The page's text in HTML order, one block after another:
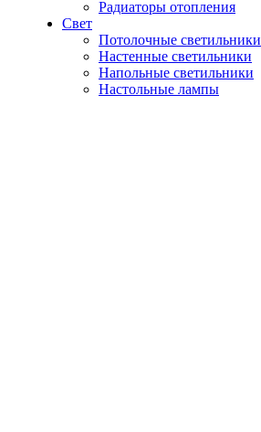
Радиаторы отопления
Свет
Потолочные светильники
Настенные светильники
Напольные светильники
Настольные лампы